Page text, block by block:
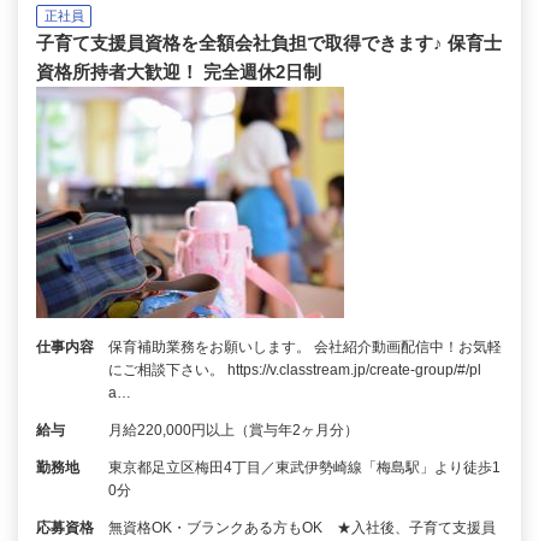
正社員
子育て支援員資格を全額会社負担で取得できます♪ 保育士
資格所持者大歓迎！ 完全週休2日制
仕事内容
保育補助業務をお願いします。 会社紹介動画配信中！お気軽
にご相談下さい。 https://v.classtream.jp/create-group/#/pl
a…
給与 月給220,000円以上（賞与年2ヶ月分）
勤務地
東京都足立区梅田4丁目／東武伊勢崎線「梅島駅」より徒歩1
0分
応募資格
無資格OK・ブランクある方もOK ★入社後、子育て支援員